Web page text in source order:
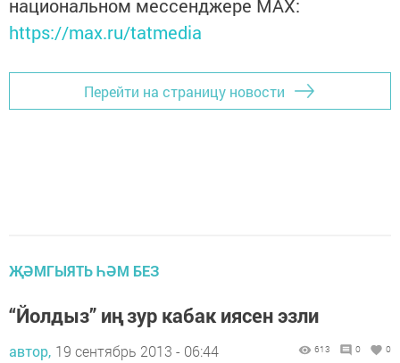
национальном мессенджере MАХ:
https://max.ru/tatmedia
Перейти на страницу новости
ҖӘМГЫЯТЬ ҺӘМ БЕЗ
“Йолдыз” иң зур кабак иясен эзли
автор, 19 сентябрь 2013 - 06:44 613 0 0